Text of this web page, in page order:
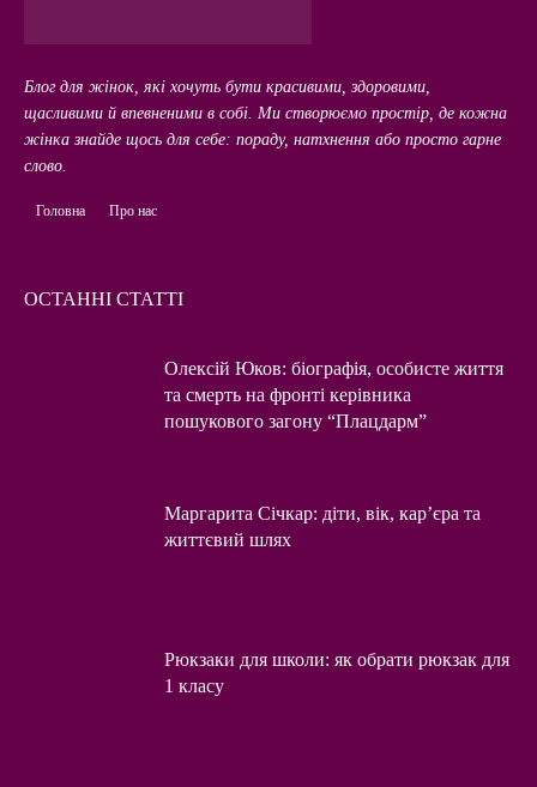
Блог для жінок, які хочуть бути красивими, здоровими,
щасливими й впевненими в собі. Ми створюємо простір, де кожна
жінка знайде щось для себе: пораду, натхнення або просто гарне
слово.
Головна Про нас
ОСТАННІ СТАТТІ
Олексій Юков: біографія, особисте життя
та смерть на фронті керівника
пошукового загону “Плацдарм”
Маргарита Січкар: діти, вік, кар’єра та
життєвий шлях
Рюкзаки для школи: як обрати рюкзак для
1 класу